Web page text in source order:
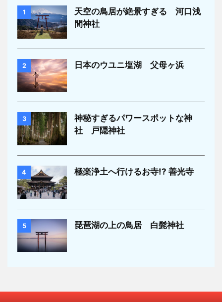
1
天空の鳥居が絶景すぎる 河口浅
間神社
2 日本のウユニ塩湖 父母ヶ浜
3
神秘すぎるパワースポットな神
社 戸隠神社
4 極楽浄土へ行けるお寺!? 善光寺
5 琵琶湖の上の鳥居 白髭神社